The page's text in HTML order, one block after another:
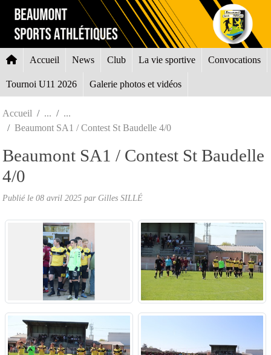
Accueil News Club La vie sportive Convocations
Tournoi U11 2026 Galerie photos et vidéos
Accueil
Beaumont SA1 / Contest St Baudelle 4/0
Beaumont SA1 / Contest St Baudelle
4/0
Publié le 08 avril 2025 par Gilles SILLÉ
Panneau de gestion des cookies